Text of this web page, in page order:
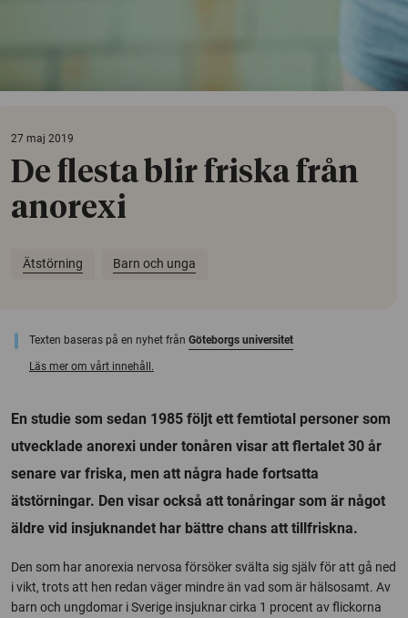
27 maj 2019
De flesta blir friska från
anorexi
Ätstörning Barn och unga
Texten baseras på en nyhet från Göteborgs universitet
Läs mer om vårt innehåll.
En studie som sedan 1985 följt ett femtiotal personer som
utvecklade anorexi under tonåren visar att flertalet 30 år
senare var friska, men att några hade fortsatta
ätstörningar. Den visar också att tonåringar som är något
äldre vid insjuknandet har bättre chans att tillfriskna.
Den som har anorexia nervosa försöker svälta sig själv för att gå ned
i vikt, trots att hen redan väger mindre än vad som är hälsosamt. Av
barn och ungdomar i Sverige insjuknar cirka 1 procent av flickorna